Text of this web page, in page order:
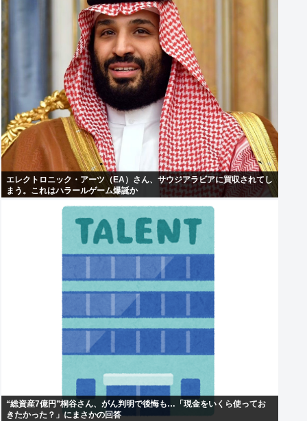
エレクトロニック・アーツ（EA）さん、サウジアラビアに買収されてし
まう。これはハラールゲーム爆誕か
“総資産7億円”桐谷さん、がん判明で後悔も…「現金をいくら使ってお
きたかった？」にまさかの回答